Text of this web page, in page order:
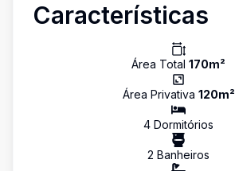
Características
Área Total 170m²
Área Privativa 120m²
4 Dormitórios
2 Banheiros